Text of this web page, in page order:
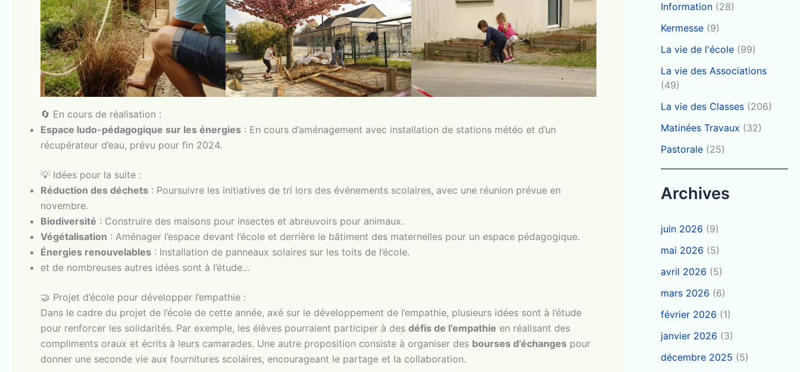
🔄 En cours de réalisation :
Espace ludo-pédagogique sur les énergies : En cours d’aménagement avec installation de stations météo et d’un
récupérateur d’eau, prévu pour fin 2024.
💡 Idées pour la suite :
Réduction des déchets : Poursuivre les initiatives de tri lors des événements scolaires, avec une réunion prévue en
novembre.
Biodiversité : Construire des maisons pour insectes et abreuvoirs pour animaux.
Végétalisation : Aménager l’espace devant l’école et derrière le bâtiment des maternelles pour un espace pédagogique.
Énergies renouvelables : Installation de panneaux solaires sur les toits de l’école.
et de nombreuses autres idées sont à l’étude…
🤝 Projet d’école pour développer l’empathie :
Dans le cadre du projet de l’école de cette année, axé sur le développement de l’empathie, plusieurs idées sont à l’étude
pour renforcer les solidarités. Par exemple, les élèves pourraient participer à des défis de l’empathie en réalisant des
compliments oraux et écrits à leurs camarades. Une autre proposition consiste à organiser des bourses d’échanges pour
donner une seconde vie aux fournitures scolaires, encourageant le partage et la collaboration.
Information (28)
Kermesse (9)
La vie de l'école (99)
La vie des Associations
(49)
La vie des Classes (206)
Matinées Travaux (32)
Pastorale (25)
Archives
juin 2026 (9)
mai 2026 (5)
avril 2026 (5)
mars 2026 (6)
février 2026 (1)
janvier 2026 (3)
décembre 2025 (5)